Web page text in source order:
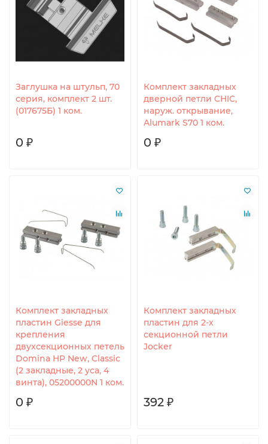
Заглушка на штульп, 70
серия, комплект 2 шт.
(017675Б) 1 ком.
0 ₽
Комплект закладных
дверной петли CHIC,
наруж. открывание,
Alumark S70 1 ком.
0 ₽
Комплект закладных
пластин Giesse для
крепления
двухсекционных петель
Domina HP New, Classic
(2 закладные, 2 уса, 4
винта), 05200000N 1 ком.
0 ₽
Комплект закладных
пластин для 2-х
секционной петли
Jocker
392 ₽